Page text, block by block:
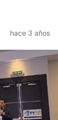
hace 3 años